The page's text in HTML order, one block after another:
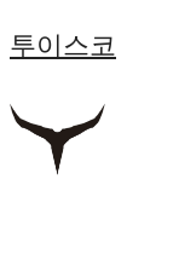
투이스코